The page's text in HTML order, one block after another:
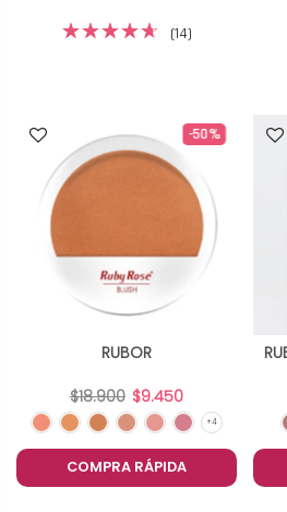
(14)
-50%
RUBOR
$18.900 $9.450
COMPRA RÁPIDA